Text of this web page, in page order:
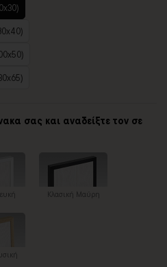
σας και αναδείξτε τον σε
Κλασική Μαύρη